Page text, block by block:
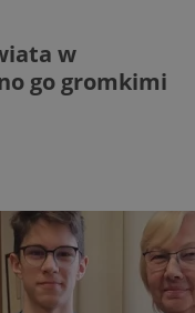
w
go gromkimi